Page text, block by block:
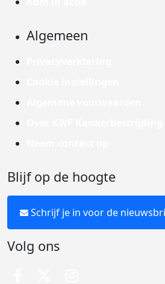
Algemeen
Blijf op de hoogte
Schrijf je in voor de
Volg ons